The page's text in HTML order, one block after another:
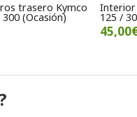
trasero Kymco
(Ocasión)
Interior
125 /